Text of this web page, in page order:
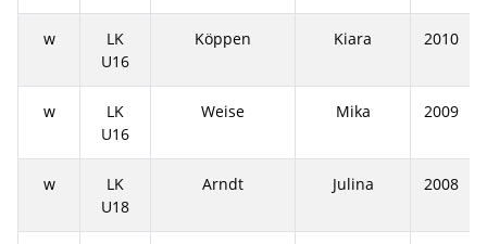
w
LK
U16
Köppen Kiara 2010
w
LK
U16
Weise Mika 2009
w
LK
U18
Arndt Julina 2008